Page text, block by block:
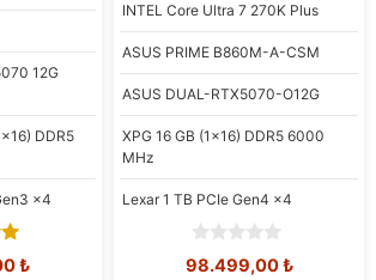
12G
DDR5
x4
₺Şu
INTEL Core Ultra 7 270K Plus
ASUS PRIME B860M-A-CSM
ASUS DUAL-RTX5070-O12G
XPG 16 GB (1x16) DDR5 6000
MHz
Lexar 1 TB PCIe Gen4 x4
0
Orijinal
98.499,00₺Şu